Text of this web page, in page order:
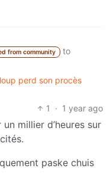
from community
to
perd son procès
1
· 1 year ago
millier d’heures sur
paske chuis